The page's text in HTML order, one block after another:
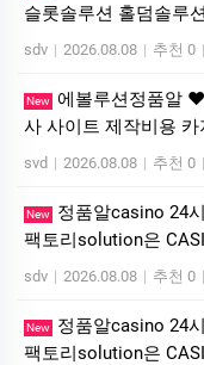
슬롯솔루션 홀덤솔루션
sdv | 2026.08.08 | 추천 0 |
New 에볼루션정품알
사 사이트 제작비용
svd | 2026.08.08 | 추천 0 |
New
정품알casino 24
팩토리solution은
sdv | 2026.08.08 | 추천 0 |
New
정품알casino 24
팩토리solution은